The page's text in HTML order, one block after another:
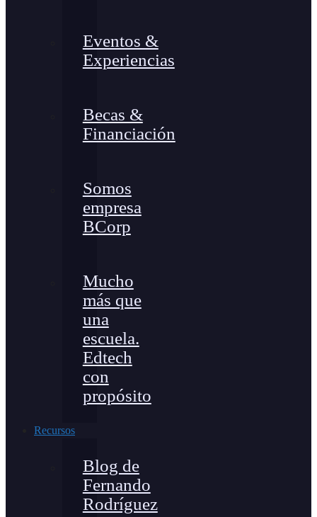
Eventos &
Experiencias
Becas &
Financiación
Somos
empresa
BCorp
Mucho
más que
una
escuela.
Edtech
con
propósito
Recursos
Blog de
Fernando
Rodríguez